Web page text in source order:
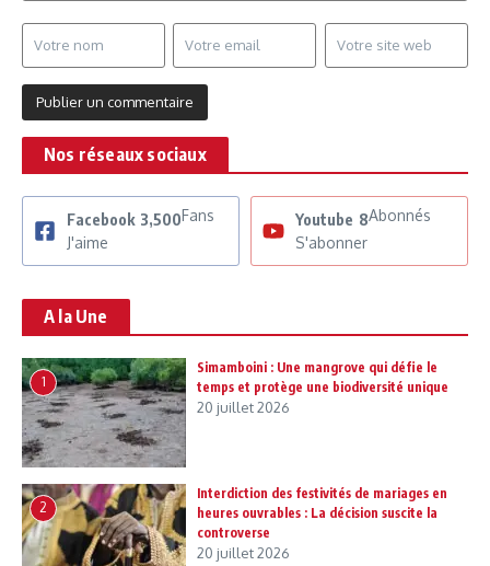
Nos réseaux sociaux
Facebook 3,500Fans
J'aime
Youtube 8Abonnés
S'abonner
A la Une
1
Simamboini : Une mangrove qui défie le
temps et protège une biodiversité unique
20 juillet 2026
2
Interdiction des festivités de mariages en
heures ouvrables : La décision suscite la
controverse
20 juillet 2026